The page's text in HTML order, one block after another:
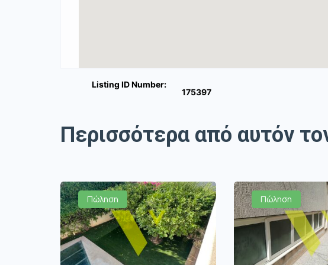
Listing ID Number:
175397
Περισσότερα από αυτόν
Πώληση Πώληση